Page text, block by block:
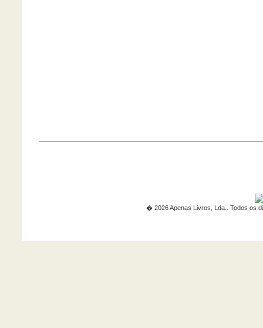
� 2026 Apenas Livros, Lda.. Todos os